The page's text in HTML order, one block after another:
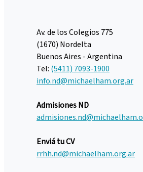
Av. de los Colegios 775
(1670) Nordelta
Buenos Aires - Argentina
Tel: (5411) 7093-1900
info.nd@michaelham.org.ar
Admisiones ND
Enviá tu CV
rrhh.nd@michaelham.org.ar